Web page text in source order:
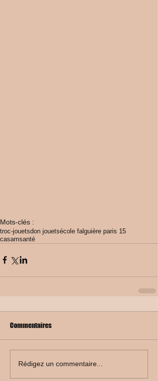
Mots-clés :
troc-jouetsdon jouetsécole falguière paris 15
casamsanté
Commentaires
Rédigez un commentaire...